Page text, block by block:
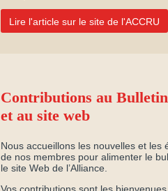
Lire l'article sur le site de l'ACCRU
Contributions au
et au site web
Nous accueillons les nouvelles et les
de nos membres pour alimenter le
le site Web de l’Alliance.